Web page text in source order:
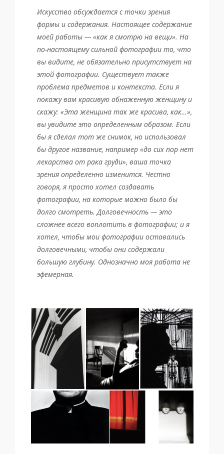
Искусство обсуждается с точки зрения
формы и содержания. Настоящее содержание
моей работы — «как я смотрю на вещи». На
по-настоящему сильной фотографии то, что
вы видите, не обязательно присутствует на
этой фотографии. Существует также
проблема предметов и контекста. Если я
покажу вам красивую обнаженную женщину и
скажу: «Эта женщина так же красива, как…»,
вы увидите это определенным образом. Если
бы я сделал тот же снимок, но использовал
бы другое название, например «до сих пор нет
лекарства от рака груди», ваша точка
зрения определенно изменится. Честно
говоря, я просто хотел создавать
фотографии, на которые можно было бы
долго смотреть. Долговечность — это
сложнее всего воплотить в фотографии; и я
хотел, чтобы мои фотографии оставались
долговечными, чтобы они содержали
большую глубину. Однозначно моя работа не
эфемерная.